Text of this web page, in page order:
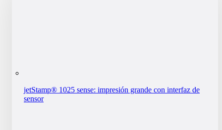
jetStamp® 1025 sense: impresión grande con interfaz de
sensor